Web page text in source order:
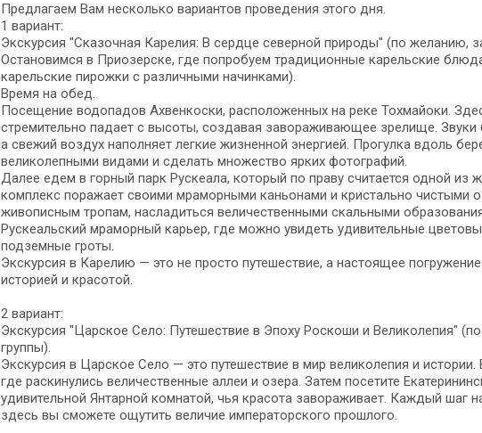
Предлагаем Вам несколько вариантов проведения этого дня.
1 вариант:
Экскурсия "Сказочная Карелия: В сердце северной природы" (по желанию,
Остановимся в Приозерске, где попробуем традиционные карельские
карельские пирожки с различными начинками).
Время на обед.
Посещение водопадов Ахвенкоски, расположенных на реке Тохмайоки.
стремительно падает с высоты, создавая завораживающее зрелище.
а свежий воздух наполняет легкие жизненной энергией. Прогулка вдоль
великолепными видами и сделать множество ярких фотографий.
Далее едем в горный парк Рускеала, который по праву считается одной
комплекс поражает своими мраморными каньонами и кристально чистыми
живописным тропам, насладиться величественными скальными
Рускеальский мраморный карьер, где можно увидеть удивительные
подземные гроты.
Экскурсия в Карелию — это не просто путешествие, а настоящее
историей и красотой.
2 вариант:
Экскурсия "Царское Село: Путешествие в Эпоху Роскоши и Великолепия"
группы).
Экскурсия в Царское Село — это путешествие в мир великолепия и
где раскинулись величественные аллеи и озера. Затем посетите
удивительной Янтарной комнатой, чья красота завораживает. Каждый шаг
здесь вы сможете ощутить величие императорского прошлого.